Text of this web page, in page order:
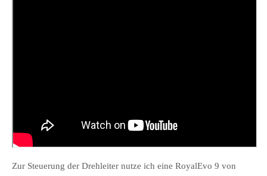
Zur Steuerung der Drehleiter nutze ich eine RoyalEvo 9 von